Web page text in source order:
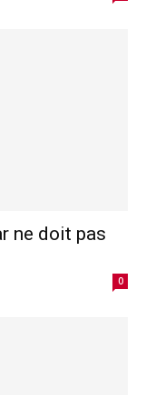
ne doit pas
0